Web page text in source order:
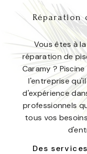
Réparation
Vous êtes à
réparation de
Caramy ?
l'entreprise
d'expérience
professionnels
tous vos
Des